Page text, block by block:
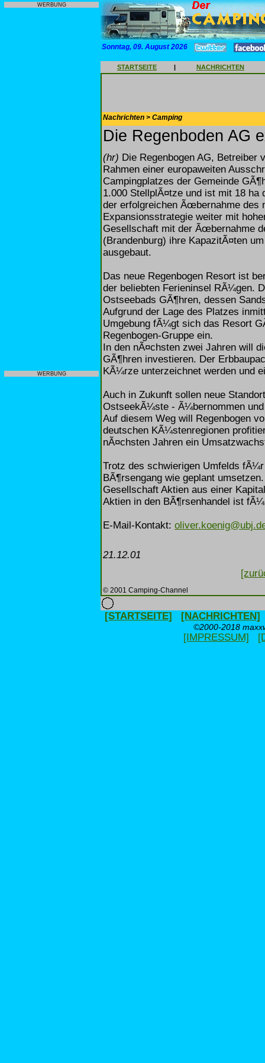
WERBUNG
WERBUNG
Sonntag, 09. August 2026
STARTSEITE | NACHRICHTEN
Nachrichten > Camping
Die Regenboden AG
(hr) Die Regenbogen AG, Betreiber
Rahmen einer europaweiten
Campingplatzes der Gemeinde
1.000 StellplÃ¤tze und ist mit 18
der erfolgreichen Ãœbernahme des
Expansionsstrategie weiter mit
Gesellschaft mit der Ãœbernahme
(Brandenburg) ihre KapazitÃ¤ten
ausgebaut.
Das neue Regenbogen Resort ist
der beliebten Ferieninsel RÃ¼gen.
Ostseebads GÃ¶hren, dessen
Aufgrund der Lage des Platzes
Umgebung fÃ¼gt sich das Resort
Regenbogen-Gruppe ein.
In den nÃ¤chsten zwei Jahren will
GÃ¶hren investieren. Der
KÃ¼rze unterzeichnet werden und
Auch in Zukunft sollen neue
OstseekÃ¼ste - Ã¼bernommen
Auf diesem Weg will Regenbogen
deutschen KÃ¼stenregionen
nÃ¤chsten Jahren ein
Trotz des schwierigen Umfelds
BÃ¶rsengang wie geplant
Gesellschaft Aktien aus einer
Aktien in den BÃ¶rsenhandel ist
E-Mail-Kontakt:
21.12.01
© 2001 Camping-Channel
[STARTSEITE] [NACHRICHTEN]
©2000-2018
[IMPRESSUM]